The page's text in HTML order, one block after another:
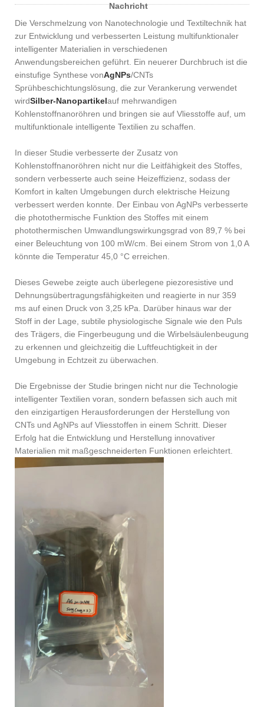
Nachricht
Die Verschmelzung von Nanotechnologie und Textiltechnik hat
zur Entwicklung und verbesserten Leistung multifunktionaler
intelligenter Materialien in verschiedenen
Anwendungsbereichen geführt. Ein neuerer Durchbruch ist die
einstufige Synthese vonAgNPs/CNTs
Sprühbeschichtungslösung, die zur Verankerung verwendet
wirdSilber-Nanopartikelauf mehrwandigen
Kohlenstoffnanoröhren und bringen sie auf Vliesstoffe auf, um
multifunktionale intelligente Textilien zu schaffen.
In dieser Studie verbesserte der Zusatz von
Kohlenstoffnanoröhren nicht nur die Leitfähigkeit des Stoffes,
sondern verbesserte auch seine Heizeffizienz, sodass der
Komfort in kalten Umgebungen durch elektrische Heizung
verbessert werden konnte. Der Einbau von AgNPs verbesserte
die photothermische Funktion des Stoffes mit einem
photothermischen Umwandlungswirkungsgrad von 89,7 % bei
einer Beleuchtung von 100 mW/cm. Bei einem Strom von 1,0 A
könnte die Temperatur 45,0 °C erreichen.
Dieses Gewebe zeigte auch überlegene piezoresistive und
Dehnungsübertragungsfähigkeiten und reagierte in nur 359
ms auf einen Druck von 3,25 kPa. Darüber hinaus war der
Stoff in der Lage, subtile physiologische Signale wie den Puls
des Trägers, die Fingerbeugung und die Wirbelsäulenbeugung
zu erkennen und gleichzeitig die Luftfeuchtigkeit in der
Umgebung in Echtzeit zu überwachen.
Die Ergebnisse der Studie bringen nicht nur die Technologie
intelligenter Textilien voran, sondern befassen sich auch mit
den einzigartigen Herausforderungen der Herstellung von
CNTs und AgNPs auf Vliesstoffen in einem Schritt. Dieser
Erfolg hat die Entwicklung und Herstellung innovativer
Materialien mit maßgeschneiderten Funktionen erleichtert.